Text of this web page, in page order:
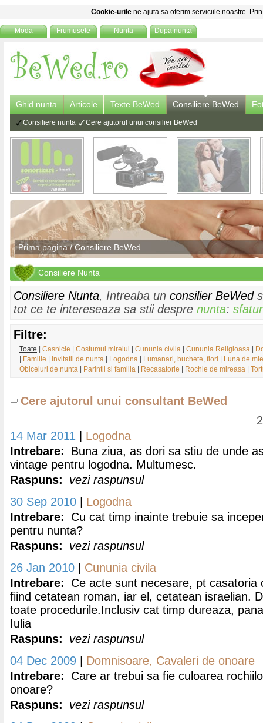
Cookie-urile ne ajuta sa oferim serviciile noastre.
Moda Frumusete Nunta Dupa nunta
Ghid nunta Articole Texte BeWed Consiliere BeWed
Consiliere nunta Cere ajutorul unui consilier BeWed
Prima pagina/ Consiliere BeWed
Consiliere Nunta
Consiliere Nunta, Intreaba un consilier BeWed
tot ce te intereseaza sa stii despre nunta:
Filtre:
Toate Casnicie Costumul mirelui Cununia civila Cununia Religioasa
Familie Invitatii de nunta Logodna Lumanari, buchete, flori
Luna de
Obiceiuri de nunta
Parintii si familia Recasatorie Rochie de mireasa
Cere ajutorul unui consultant BeWed
14 Mar 2011
Logodna
Intrebare:
Buna ziua, as dori sa stiu de unde
vintage pentru logodna. Multumesc.
Raspuns:
vezi raspunsul
30 Sep 2010
Logodna
Intrebare:
Cu cat timp inainte trebuie sa
pentru nunta?
Raspuns:
vezi raspunsul
26 Jan 2010
Cununia civila
Intrebare:
Ce acte sunt necesare, pt casatoria
fiind cetatean roman, iar el, cetatean israelian.
toate procedurile.Inclusiv cat timp dureaza,
Iulia
Raspuns:
vezi raspunsul
04 Dec 2009
Domnisoare, Cavaleri de onoare
Intrebare:
Care ar trebui sa fie culoarea
onoare?
Raspuns:
vezi raspunsul